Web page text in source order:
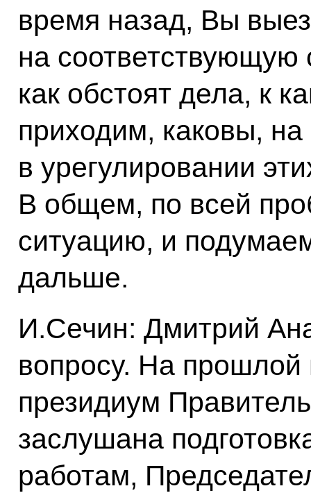
время назад, Вы
на соответствующую
как обстоят дела, к
приходим, каковы,
в урегулировании
В общем, по всей
ситуацию, и
дальше.
И.Сечин: Дмитрий
вопросу. На прошлой
президиум
заслушана
работам,